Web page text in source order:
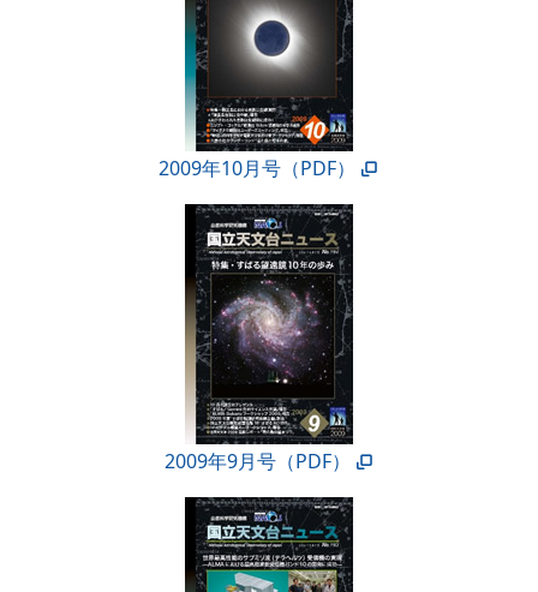
2009年10月号（PDF）
2009年9月号（PDF）